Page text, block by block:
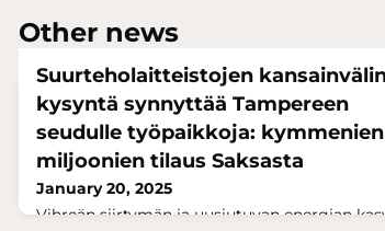
Other news
Suurteholaitteistojen
kysyntä synnyttää Tampereen
seudulle työpaikkoja: kymmenien
miljoonien tilaus Saksasta
January 20, 2025
Vihreän siirtymän ja uusiutuvan energian